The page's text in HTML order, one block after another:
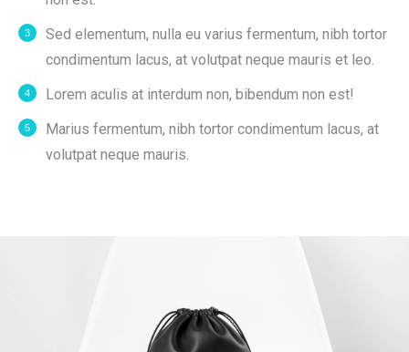
Sed elementum, nulla eu varius fermentum, nibh tortor
condimentum lacus, at volutpat neque mauris et leo.
Lorem aculis at interdum non, bibendum non est!
Мarius fermentum, nibh tortor condimentum lacus, at
volutpat neque mauris.